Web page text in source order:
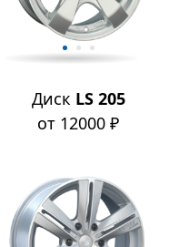
Диск LS 205
от 12000 ₽